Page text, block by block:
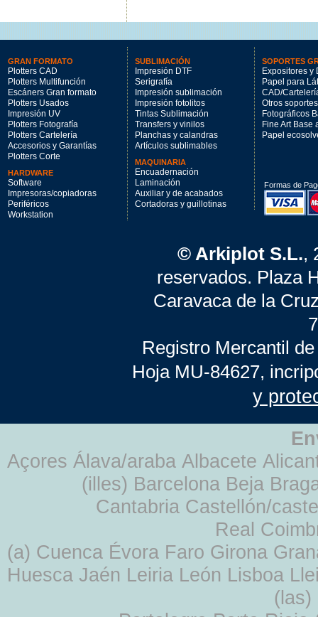
GRAN FORMATO
Plotters CAD
Plotters Multifunción
Escáners Gran formato
Plotters Usados
Impresión UV
Plotters Fotografía
Plotters Cartelería
Accesorios y Garantías
Plotters Corte
HARDWARE
Software
Impresoras/copiadoras
Periféricos
Workstation
SUBLIMACIÓN
Impresión DTF
Serigrafía
Impresión sublimación
Impresión fotolitos
Tintas Sublimación
Transfers y vinilos
Planchas y calandras
Artículos sublimables
MAQUINARIA
Encuadernación
Laminación
Auxiliar y de acabados
Cortadoras y guillotinas
SOPORTES
Expositores y
Papel para
CAD/
Otros soportes
Fotográficos
Fine Art Base
Papel
Formas de
© Arkiplot S.L.,
reservados. Plaza
Caravaca de la
Registro Mercantil
Hoja MU-84627,
y
Açores Álava/araba Albacete
(illes) Barcelona Beja
Cantabria Castellón/
Real
(a) Cuenca Évora Faro Girona
Huesca Jaén Leiria León Lisboa